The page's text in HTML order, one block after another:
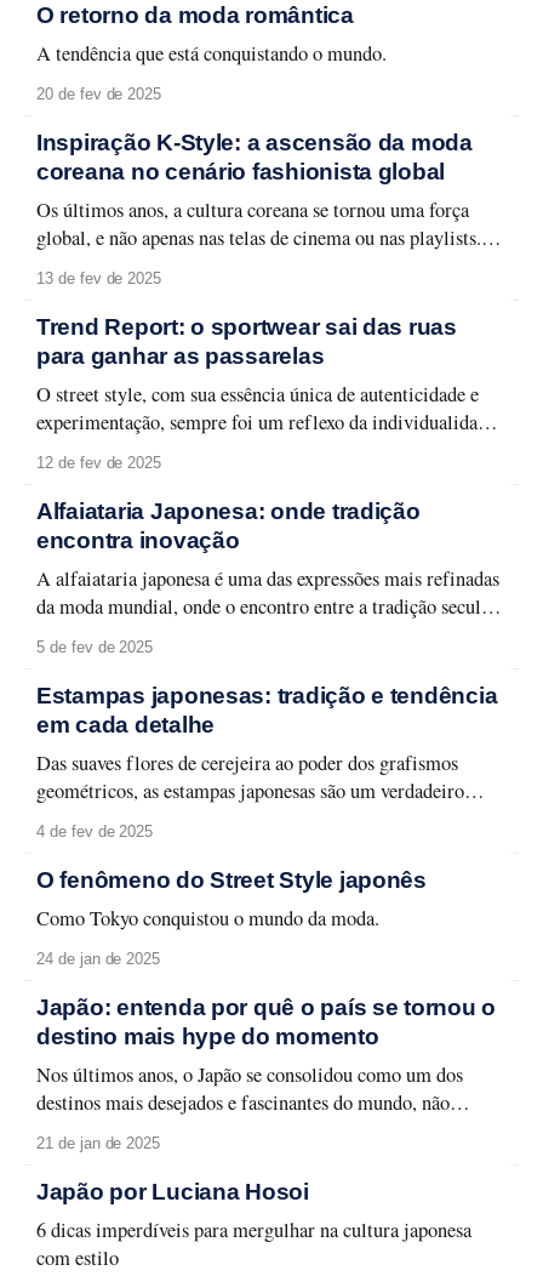
O retorno da moda romântica
A tendência que está conquistando o mundo.
20 de fev de 2025
Inspiração K-Style: a ascensão da moda
coreana no cenário fashionista global
Os últimos anos, a cultura coreana se tornou uma força
global, e não apenas nas telas de cinema ou nas playlists. A
moda da Coreia do Sul, com seu estilo único e
principais capitais fashionistas do mundo. Seja nas
passarelas, no street style ou no
13 de fev de 2025
Trend Report: o sportwear sai das ruas
para ganhar as passarelas
O street style, com sua essência única de autenticidade e
experimentação, sempre foi um reflexo da individualidade
e criatividade dos principais destinos do mundo. No Japão,
em 2025, essa expressão atinge um nível elevado, com
combinações ousadas e uma abordagem
12 de fev de 2025
Alfaiataria Japonesa: onde tradição
encontra inovação
A alfaiataria japonesa é uma das expressões mais refinadas
da moda mundial, onde o encontro entre a tradição secular
e a inovação cria peças de uma beleza única. Inspirada por
apenas um estilo de vestuário: é uma filosofia de
5 de fev de 2025
Estampas japonesas: tradição e tendência
em cada detalhe
Das suaves flores de cerejeira ao poder dos grafismos
geométricos, as estampas japonesas são um verdadeiro
mergulho em uma riqueza cultural profunda e única. Elas
trazendo para a moda um charme atemporal. Neste post,
4 de fev de 2025
O fenômeno do Street Style japonês
Como Tokyo conquistou o mundo da moda.
24 de jan de 2025
Japão: entenda por quê o país se tornou o
destino mais hype do momento
Nos últimos anos, o Japão se consolidou como um dos
destinos mais desejados e fascinantes do mundo, não
apenas pelo seu apelo turístico, mas também pela maneira
como se tornou um verdadeiro fenômeno cultural global. À
medida que o país combina uma mistura de tradições
21 de jan de 2025
Japão por Luciana Hosoi
6 dicas imperdíveis para mergulhar na cultura japonesa
com estilo